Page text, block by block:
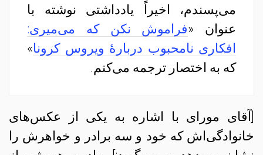
می‌پسندم، اخیراً یادداشتی نوشته با
عنوان «فراموش نکن که می‌میری:
افکاری نامحبوب دربارهٔ ویروس کرونا»
که به اختصار ترجمه می‌کنم.
[آقای مورای با اشاره به یکی از عکس‌های
خانوادگی‌اش که خود و سه برادر و خواهرش را